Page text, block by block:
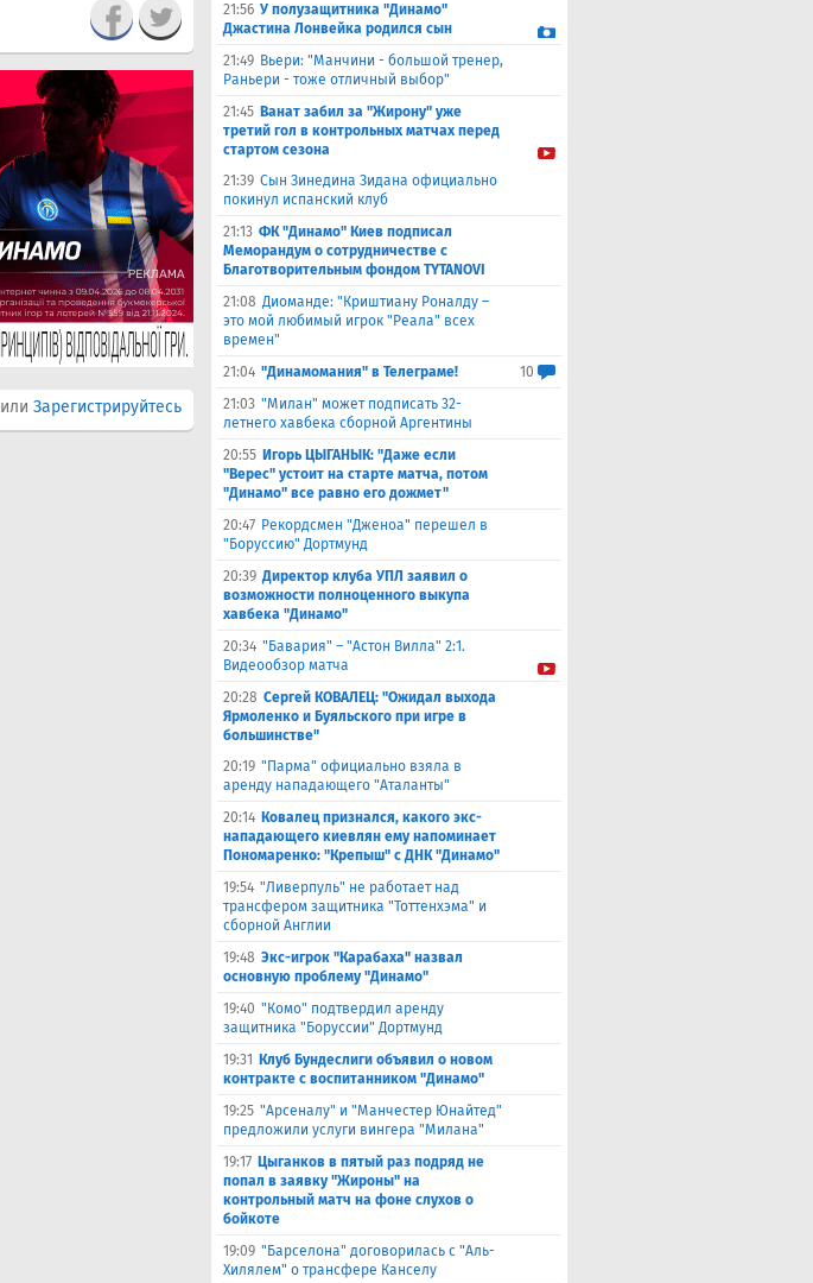
или Зарегистрируйтесь
21:56 У полузащитника "Динамо"
Джастина Лонвейка родился сын
21:49 Вьери: "Манчини - большой тренер,
Раньери - тоже отличный выбор"
21:45 Ванат забил за "Жирону" уже
третий гол в контрольных матчах перед
стартом сезона
21:39 Сын Зинедина Зидана официально
покинул испанский клуб
21:13 ФК "Динамо" Киев подписал
Меморандум о сотрудничестве с
Благотворительным фондом TYTANOVI
21:08 Диоманде: "Криштиану Роналду –
это мой любимый игрок "Реала" всех
времен"
21:04 "Динамомания" в Телеграме!
10
21:03 "Милан" может подписать 32-
летнего хавбека сборной Аргентины
20:55 Игорь ЦЫГАНЫК: "Даже если
"Верес" устоит на старте матча, потом
"Динамо" все равно его дожмет"
20:47 Рекордсмен "Дженоа" перешел в
"Боруссию" Дортмунд
20:39 Директор клуба УПЛ заявил о
возможности полноценного выкупа
хавбека "Динамо"
20:34 "Бавария" – "Астон Вилла" 2:1.
Видеообзор матча
20:28 Сергей КОВАЛЕЦ: "Ожидал выхода
Ярмоленко и Буяльского при игре в
большинстве"
20:19 "Парма" официально взяла в
аренду нападающего "Аталанты"
20:14 Ковалец признался, какого экс-
нападающего киевлян ему напоминает
Пономаренко: "Крепыш" с ДНК "Динамо"
19:54 "Ливерпуль" не работает над
трансфером защитника "Тоттенхэма" и
сборной Англии
19:48 Экс-игрок "Карабаха" назвал
основную проблему "Динамо"
19:40 "Комо" подтвердил аренду
защитника "Боруссии" Дортмунд
19:31
Клуб Бундеслиги объявил о новом
контракте с воспитанником "Динамо"
19:25 "Арсеналу" и "Манчестер Юнайтед"
предложили услуги вингера "Милана"
19:17 Цыганков в пятый раз подряд не
попал в заявку "Жироны" на
контрольный матч на фоне слухов о
бойкоте
19:09 "Барселона" договорилась с "Аль-
Хилялем" о трансфере Канселу